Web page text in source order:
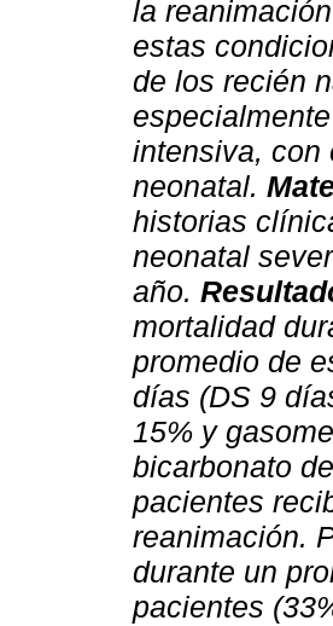
la
estas
de los recién
intensiva, con
neonatal.
historias
neonatal
año.
mortalidad
promedio de
días (DS 9
15% y
bicarbonato
pacientes
reanimación.
durante un
pacientes